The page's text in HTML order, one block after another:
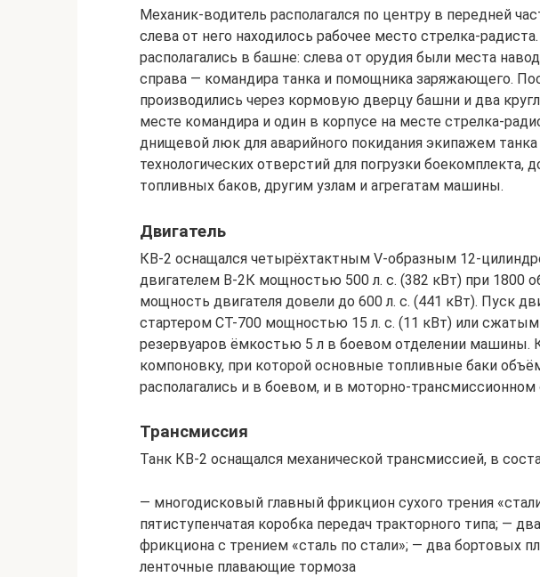
Механик-водитель располагался по центру в передней
слева от него находилось рабочее место стрелка-
располагались в башне: слева от орудия были места
справа — командира танка и помощника заряжающего.
производились через кормовую дверцу башни и два
месте командира и один в корпусе на месте стрелка-
днищевой люк для аварийного покидания экипажем
технологических отверстий для погрузки боекомплекта,
топливных баков, другим узлам и агрегатам машины.
Двигатель
КВ-2 оснащался четырёхтактным V-образным 12-
двигателем В-2К мощностью 500 л. с. (382 кВт) при 1800
мощность двигателя довели до 600 л. с. (441 кВт). Пуск
стартером СТ-700 мощностью 15 л. с. (11 кВт) или
резервуаров ёмкостью 5 л в боевом отделении машины.
компоновку, при которой основные топливные баки
располагались и в боевом, и в моторно-трансмиссионном
Трансмиссия
Танк КВ-2 оснащался механической трансмиссией, в
— многодисковый главный фрикцион сухого трения
пятиступенчатая коробка передач тракторного типа; —
фрикциона с трением «сталь по стали»; — два бортовых
ленточные плавающие тормоза